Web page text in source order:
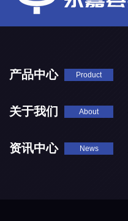
产品中心 Product
关于我们 About
资讯中心 News